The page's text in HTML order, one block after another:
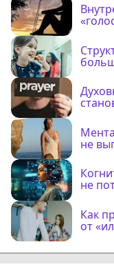
не
не
Как
от